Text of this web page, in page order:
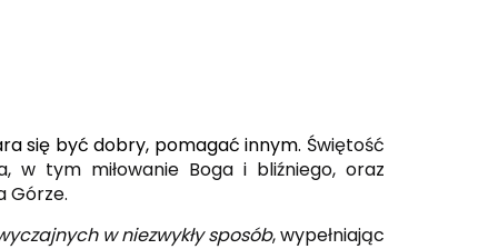
się być dobry, pomagać innym. Świętość
w tym miłowanie Boga i bliźniego, oraz
Górze.
w niezwykły sposób, wypełniając